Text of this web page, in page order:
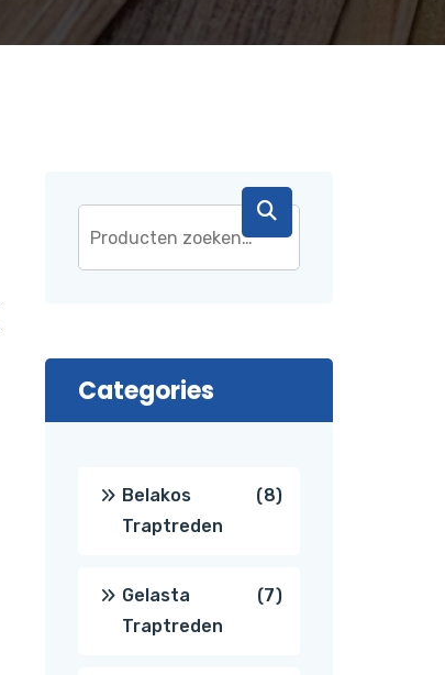
Categories
Belakos
Traptreden
88
Gelasta
Traptreden
77